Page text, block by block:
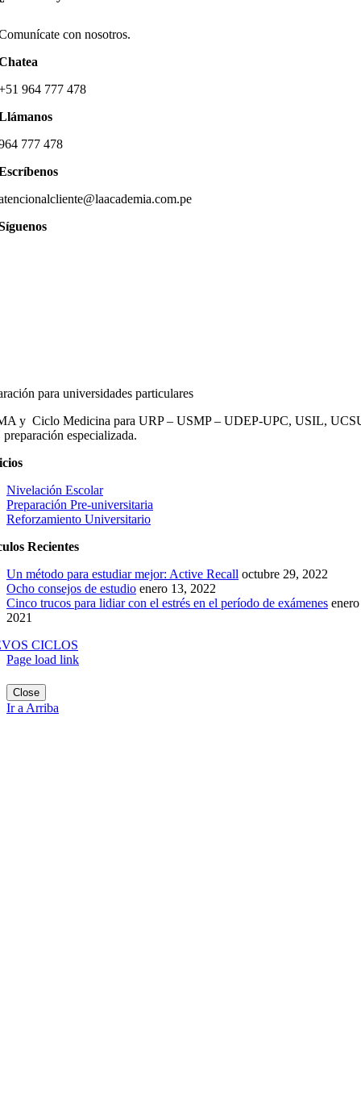
con nosotros.
964 777 478
777 478
para universidades particulares
y Ciclo Medicina para URP – USMP – UDEP-UPC, USIL,
especializada.
Nivelación Escolar
Preparación Pre-universitaria
Reforzamiento Universitario
Recientes
Un método para estudiar mejor: Active Recall octubre 29, 2022
Ocho consejos de estudio enero 13, 2022
Cinco trucos para lidiar con el estrés en el período de exámenes
2021
CICLOS
Page load link
Close
Ir a Arriba